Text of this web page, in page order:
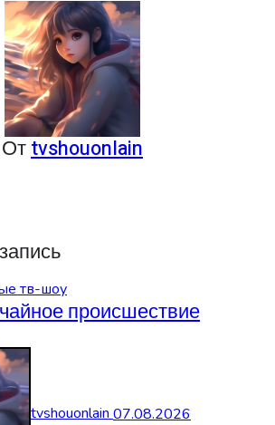
Отtvshouonlain
тв-шоу
происшествие
tvshouonlain07.08.2026